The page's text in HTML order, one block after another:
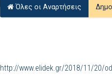
Όλες οι Αναρτήσεις
http://www.elidek.gr/2018/11/20/